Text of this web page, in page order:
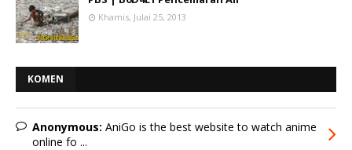
Khamis, Julai 25, 2013
KOMEN
Anonymous: AniGo is the best website to watch anime
online fo ...